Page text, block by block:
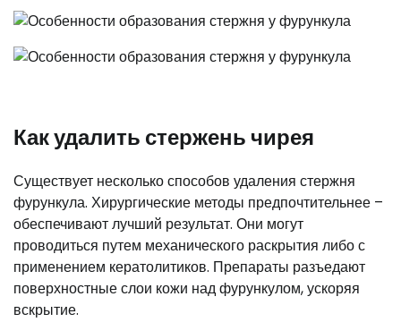
Как удалить стержень чирея
Существует несколько способов удаления стержня
фурункула. Хирургические методы предпочтительнее –
обеспечивают лучший результат. Они могут
проводиться путем механического раскрытия либо с
применением кератолитиков. Препараты разъедают
поверхностные слои кожи над фурункулом, ускоряя
вскрытие.